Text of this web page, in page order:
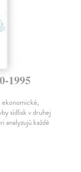
1995
ekonomické,
sídlisk v druhej
analyzujú každé